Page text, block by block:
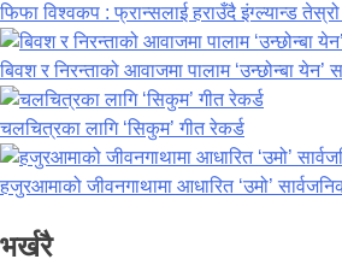
फिफा विश्वकप : फ्रान्सलाई हराउँदै इंग्ल्यान्ड तेस्रो
बिवश र निरन्ताको आवाजमा पालाम ‘उन्छोन्बा येन’
चलचित्रका लागि ‘सिकुम’ गीत रेकर्ड
हजुरआमाको जीवनगाथामा आधारित ‘उमो’
भर्खरै